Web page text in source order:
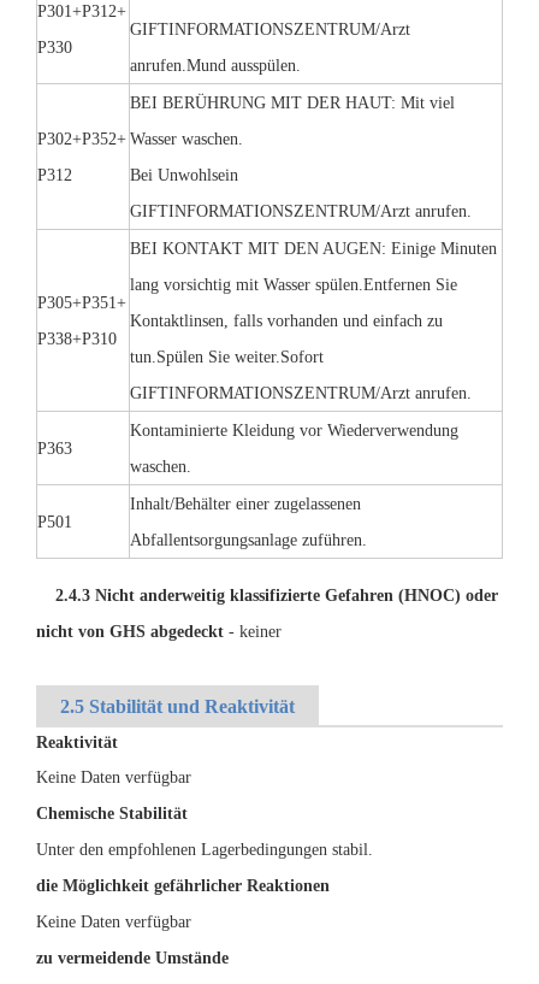
P301+P312+
P330
GIFTINFORMATIONSZENTRUM/Arzt
anrufen.Mund ausspülen.
P302+P352+
P312
BEI BERÜHRUNG MIT DER HAUT: Mit viel
Wasser waschen.
Bei Unwohlsein
GIFTINFORMATIONSZENTRUM/Arzt anrufen.
P305+P351+
P338+P310
BEI KONTAKT MIT DEN AUGEN: Einige Minuten
lang vorsichtig mit Wasser spülen.Entfernen Sie
Kontaktlinsen, falls vorhanden und einfach zu
tun.Spülen Sie weiter.Sofort
GIFTINFORMATIONSZENTRUM/Arzt anrufen.
P363
Kontaminierte Kleidung vor Wiederverwendung
waschen.
P501
Inhalt/Behälter einer zugelassenen
Abfallentsorgungsanlage zuführen.
2.4.3 Nicht anderweitig klassifizierte Gefahren (HNOC) oder
nicht von GHS abgedeckt - keiner
2.5 Stabilität und Reaktivität
Reaktivität
Keine Daten verfügbar
Chemische Stabilität
Unter den empfohlenen Lagerbedingungen stabil.
die Möglichkeit gefährlicher Reaktionen
Keine Daten verfügbar
zu vermeidende Umstände